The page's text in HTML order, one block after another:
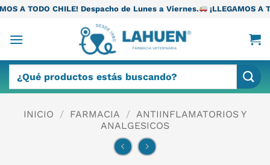
Saltar
contenido
Despacho de Lunes a Viernes. ¡LLEGAMOS A TODO CHILE!
por:
INICIO / FARMACIA / ANTIINFLAMATORIOS Y
ANALGESICOS